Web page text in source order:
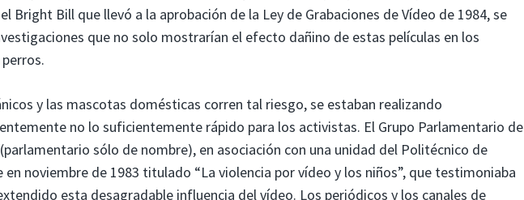
Bright Bill que llevó a la aprobación de la Ley de Grabaciones de Vídeo de 1984, se
que no solo mostrarían el efecto dañino de estas películas en los
y las mascotas domésticas corren tal riesgo, se estaban realizando
no lo suficientemente rápido para los activistas. El Grupo Parlamentario de
sólo de nombre), en asociación con una unidad del Politécnico de
noviembre de 1983 titulado “La violencia por vídeo y los niños”, que testimoniaba
esta desagradable influencia del vídeo. Los periódicos y los canales de